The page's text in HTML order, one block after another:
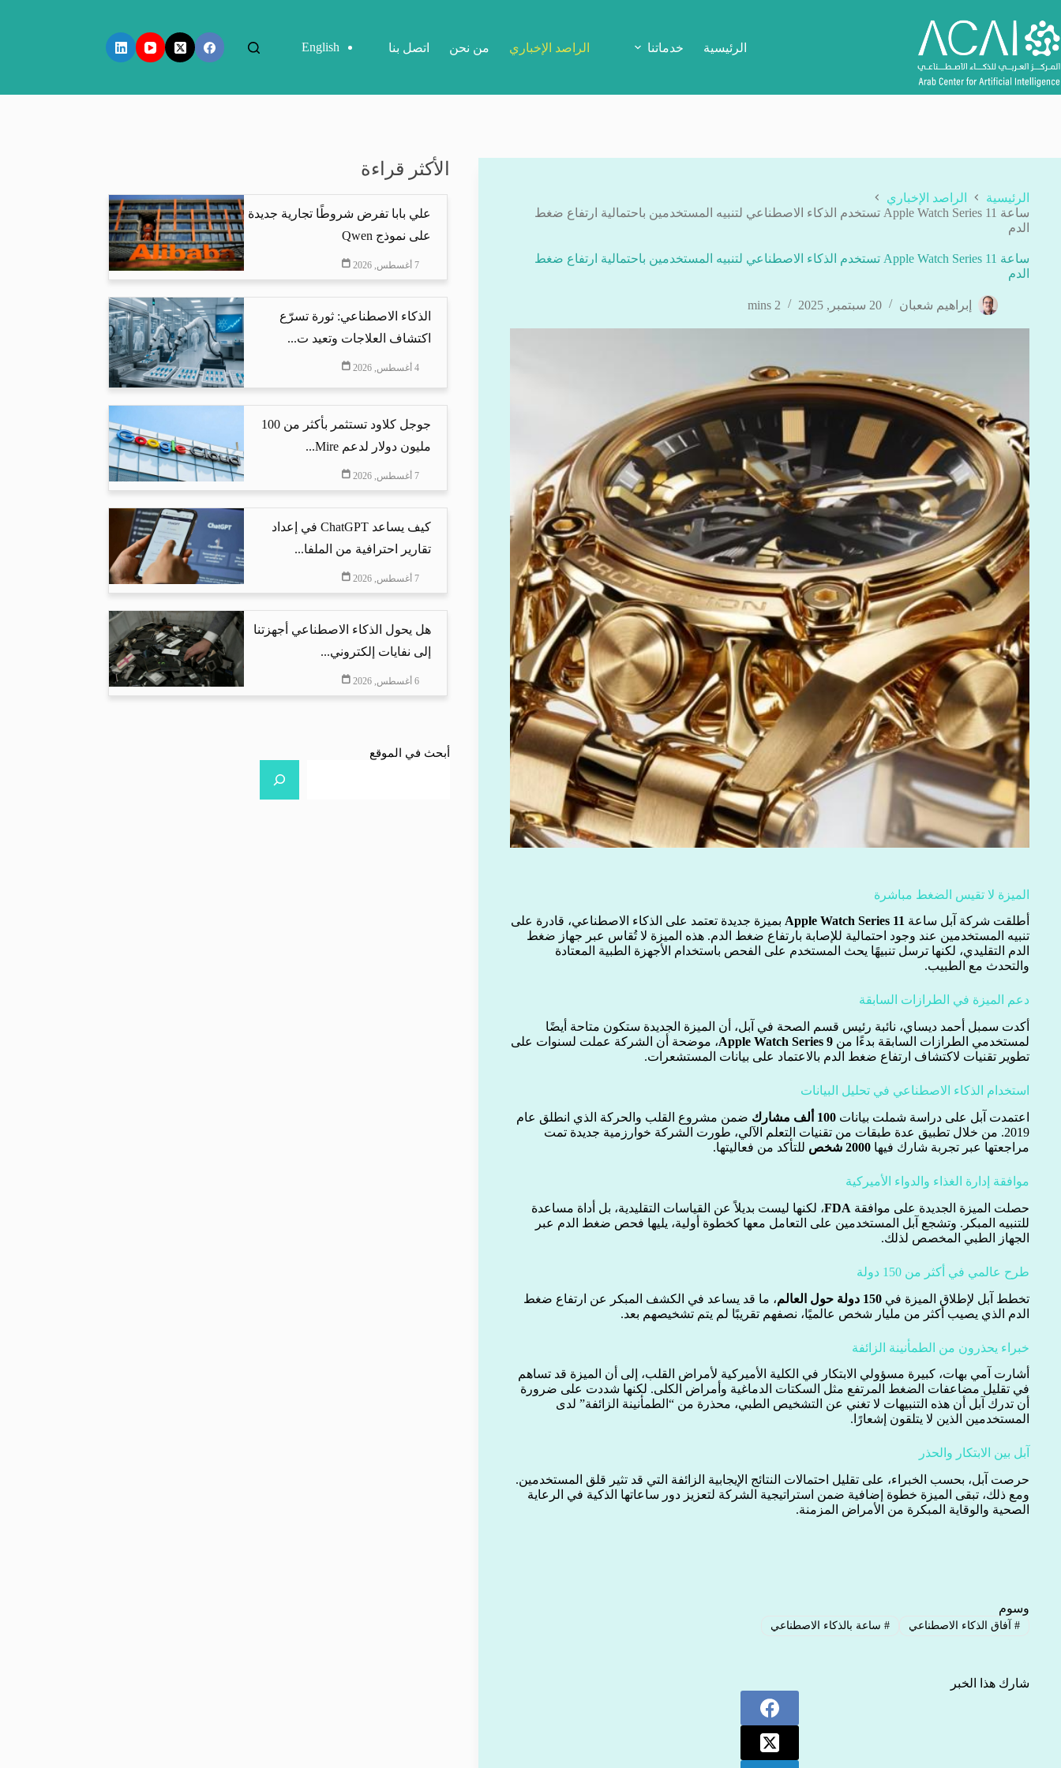
إلى
المحتوى
الرئيسية خدماتنا الراصد الإخباري من نحن اتصل بنا English
الرئيسية
الراصد الإخباري
ساعة Apple Watch Series 11 تستخدم الذكاء الاصطناعي لتنبيه المستخدمين باحتمالية ارتفاع ضغط
الدم
ساعة Apple Watch Series 11 تستخدم الذكاء الاصطناعي لتنبيه المستخدمين باحتمالية ارتفاع ضغط
الدم
إبراهيم شعبان 20 سبتمبر, 2025 2 mins
الميزة لا تقيس الضغط مباشرة
أطلقت شركة آبل ساعة Apple Watch Series 11 بميزة جديدة تعتمد على الذكاء الاصطناعي، قادرة على
تنبيه المستخدمين عند وجود احتمالية للإصابة بارتفاع ضغط الدم. هذه الميزة لا تُقاس عبر جهاز ضغط
الدم التقليدي، لكنها ترسل تنبيهًا يحث المستخدم على الفحص باستخدام الأجهزة الطبية المعتادة
والتحدث مع الطبيب.
دعم الميزة في الطرازات السابقة
أكدت سمبل أحمد ديساي، نائبة رئيس قسم الصحة في آبل، أن الميزة الجديدة ستكون متاحة أيضًا
لمستخدمي الطرازات السابقة بدءًا من Apple Watch Series 9، موضحة أن الشركة عملت لسنوات على
تطوير تقنيات لاكتشاف ارتفاع ضغط الدم بالاعتماد على بيانات المستشعرات.
استخدام الذكاء الاصطناعي في تحليل البيانات
اعتمدت آبل على دراسة شملت بيانات 100 ألف مشارك
ضمن مشروع القلب والحركة الذي انطلق عام
2019. من خلال تطبيق عدة طبقات من تقنيات التعلم الآلي، طورت الشركة خوارزمية جديدة تمت
مراجعتها عبر تجربة شارك فيها 2000 شخص للتأكد من فعاليتها.
موافقة إدارة الغذاء والدواء الأميركية
حصلت الميزة الجديدة على موافقة FDA، لكنها ليست بديلاً عن القياسات التقليدية، بل أداة مساعدة
للتنبيه المبكر. وتشجع آبل المستخدمين على التعامل معها كخطوة أولية، يليها فحص ضغط الدم عبر
الجهاز الطبي المخصص لذلك.
طرح عالمي في أكثر من 150 دولة
تخطط آبل لإطلاق الميزة في 150 دولة حول العالم
، ما قد يساعد في الكشف المبكر عن ارتفاع ضغط
الدم الذي يصيب أكثر من مليار شخص عالميًا، نصفهم تقريبًا لم يتم تشخيصهم بعد.
خبراء يحذرون من الطمأنينة الزائفة
أشارت آمي بهات، كبيرة مسؤولي الابتكار في الكلية الأميركية لأمراض القلب، إلى أن الميزة قد تساهم
في تقليل مضاعفات الضغط المرتفع مثل السكتات الدماغية وأمراض الكلى. لكنها شددت على ضرورة
أن تدرك آبل أن هذه التنبيهات لا تغني عن التشخيص الطبي، محذرة من “الطمأنينة الزائفة” لدى
المستخدمين الذين لا يتلقون إشعارًا.
آبل بين الابتكار والحذر
حرصت آبل، بحسب الخبراء، على تقليل احتمالات النتائج الإيجابية الزائفة التي قد تثير قلق المستخدمين.
ومع ذلك، تبقى الميزة خطوة إضافية ضمن استراتيجية الشركة لتعزيز دور ساعاتها الذكية في الرعاية
الصحية والوقاية المبكرة من الأمراض المزمنة.
وسوم
#آفاق الذكاء الاصطناعي #ساعة بالذكاء الاصطناعي
شارك هذا الخبر
الأكثر قراءة
علي بابا تفرض شروطًا تجارية جديدة
على نموذج Qwen
7 أغسطس, 2026
الذكاء الاصطناعي: ثورة تسرّع
اكتشاف العلاجات وتعيد ت...
4 أغسطس, 2026
جوجل كلاود تستثمر بأكثر من 100
مليون دولار لدعم Mire...
7 أغسطس, 2026
كيف يساعد ChatGPT في إعداد
تقارير احترافية من الملفا...
7 أغسطس, 2026
هل يحول الذكاء الاصطناعي أجهزتنا
إلى نفايات إلكتروني...
6 أغسطس, 2026
أبحث في الموقع